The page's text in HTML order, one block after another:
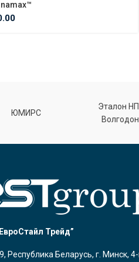
ЮМИРС
Эталон
Трейд”
Республика Беларусь, г. Минск,